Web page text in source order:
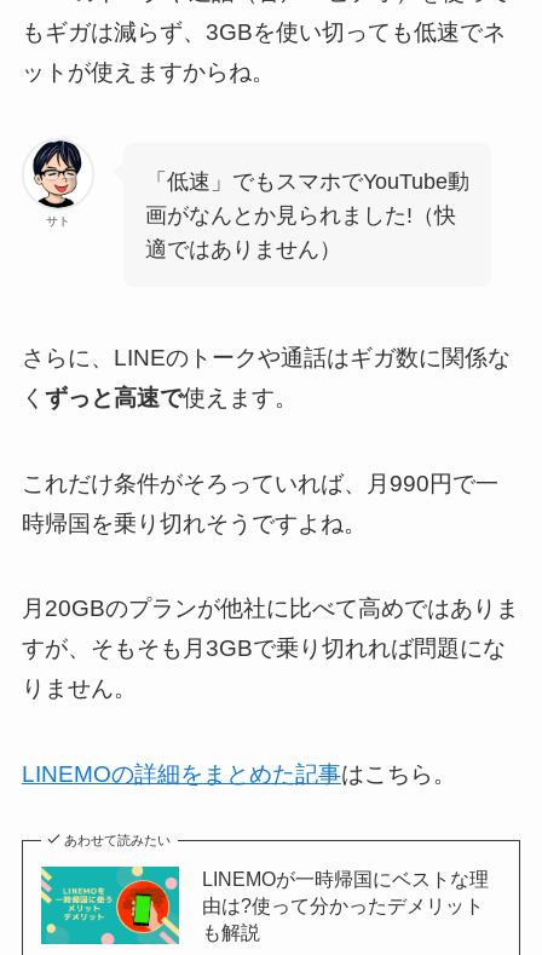
もギガは減らず、3GBを使い切っても低速でネ
ットが使えますからね。
サト
「低速」でもスマホでYouTube動
画がなんとか見られました!（快
適ではありません）
さらに、LINEのトークや通話はギガ数に関係な
く ずっと高速で使えます。
これだけ条件がそろっていれば、月990円で一
時帰国を乗り切れそうですよね。
月20GBのプランが他社に比べて高めではありま
すが、そもそも月3GBで乗り切れれば問題にな
りません。
LINEMOの詳細をまとめた記事はこちら。
あわせて読みたい
LINEMOが一時帰国にベストな理
由は?使って分かったデメリット
も解説